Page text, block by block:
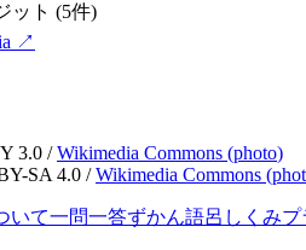
ット (5件)
↗
3.0 / Wikimedia Commons (photo)
SA 4.0 / Wikimedia Commons (
いて一問一答ずかん語呂 しくみプ